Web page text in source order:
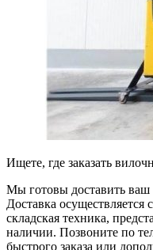
Ищете, где заказать
Мы готовы доставить ваш
Доставка осуществляется
складская техника,
наличии. Позвоните по
быстрого заказа или